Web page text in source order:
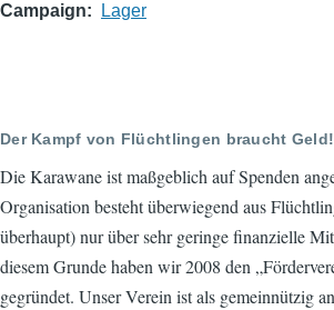
Campaign Lager
Der Kampf von Flüchtlingen braucht Geld!
Die Karawane ist maßgeblich auf Spenden
Organisation besteht überwiegend aus
überhaupt) nur über sehr geringe finanzielle
diesem Grunde haben wir 2008 den
gegründet. Unser Verein ist als gemeinnützig